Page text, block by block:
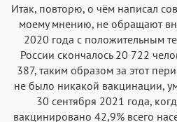
Итак, повторю, о чём написал
моему мнению, не обращают
2020 года с положительным
России скончалось 20 722
387, таким образом за этот
не было никакой вакцинации,
30 сентября 2021 года,
вакцинировано 42,9% всего